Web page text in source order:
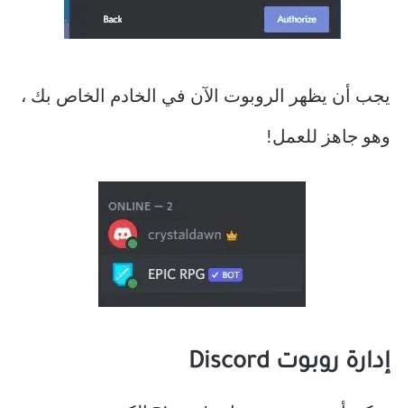
يجب أن يظهر الروبوت الآن في الخادم الخاص بك ،
وهو جاهز للعمل!
إدارة روبوت Discord